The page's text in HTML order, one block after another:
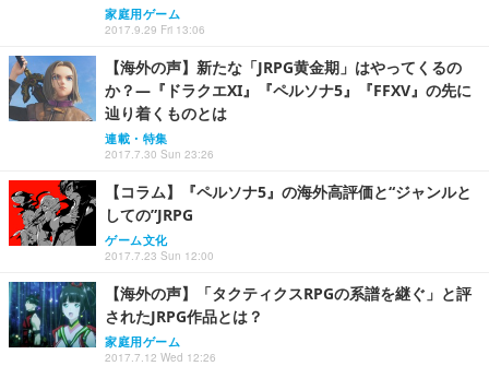
家庭用ゲーム
2017.9.29 Fri 13:06
【海外の声】新たな「JRPG黄金期」はやってくるの
か？―『ドラクエXI』『ペルソナ5』『FFXV』の先に
辿り着くものとは
連載・特集
2017.7.30 Sun 23:26
【コラム】『ペルソナ5』の海外高評価と“ジャンルと
しての”JRPG
ゲーム文化
2017.7.23 Sun 12:00
【海外の声】「タクティクスRPGの系譜を継ぐ」と評
されたJRPG作品とは？
家庭用ゲーム
2017.7.12 Wed 12:26